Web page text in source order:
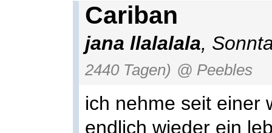
Cariban
jana llalalala,
2440 Tagen) @ Peebles
ich nehme seit einer
endlich wieder ein